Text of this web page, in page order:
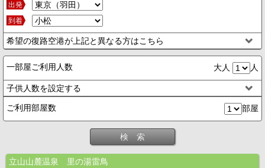
出発
到着
希望の復路空港が上記と異なる方はこちら
一部屋ご利用人数 大人 人
子供人数を設定する
ご利用部屋数 部屋
検 索
立山山麓温泉 里の湯雷鳥